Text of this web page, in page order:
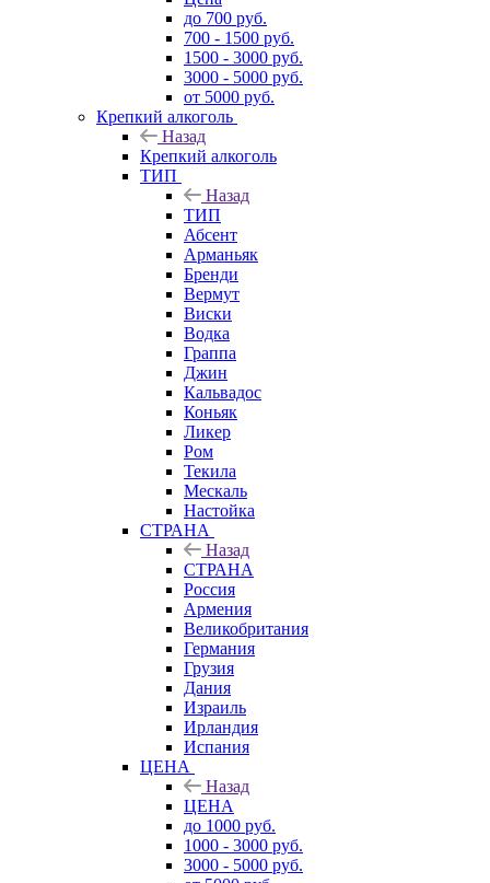
до 700 руб.
700 - 1500 руб.
1500 - 3000 руб.
3000 - 5000 руб.
от 5000 руб.
Крепкий алкоголь
Назад
Крепкий алкоголь
ТИП
Назад
ТИП
Абсент
Арманьяк
Бренди
Вермут
Виски
Водка
Граппа
Джин
Кальвадос
Коньяк
Ликер
Ром
Текила
Мескаль
Настойка
СТРАНА
Назад
СТРАНА
Россия
Армения
Великобритания
Германия
Грузия
Дания
Израиль
Ирландия
Испания
ЦЕНА
Назад
ЦЕНА
до 1000 руб.
1000 - 3000 руб.
3000 - 5000 руб.